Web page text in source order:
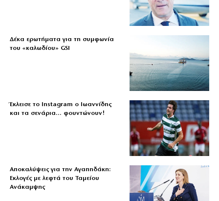
Δέκα ερωτήματα για τη συμφωνία
του «καλωδίου» GSI
Έκλεισε το Instagram ο Ιωαννίδης
και τα σενάρια… φουντώνουν!
Αποκαλύψεις για την Αγαπηδάκη:
Εκλογές με λεφτά του Ταμείου
Ανάκαμψης